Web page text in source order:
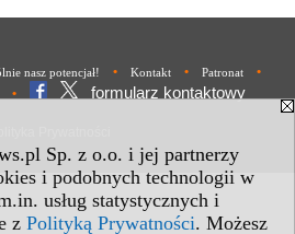
Sp. z o.o. i jej partnerzy
i podobnych technologii w
usług statystycznych i
z Polityką Prywatności. Możesz
nasz potencjał! • Kontakt • Patronat •
• formularz kontaktowy